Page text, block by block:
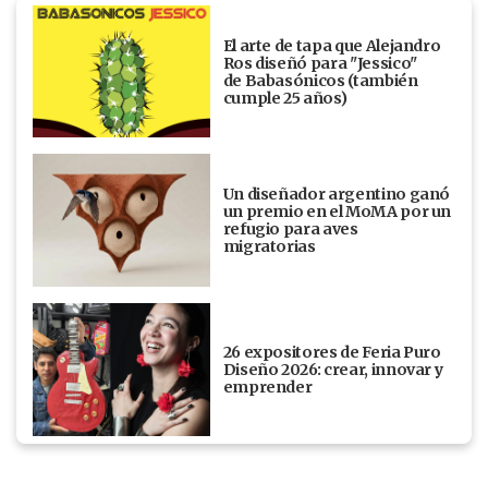
El arte de tapa que Alejandro
Ros diseñó para "Jessico"
de Babasónicos (también
cumple 25 años)
Un diseñador argentino ganó
un premio en el MoMA por un
refugio para aves
migratorias
26 expositores de Feria Puro
Diseño 2026: crear, innovar y
emprender